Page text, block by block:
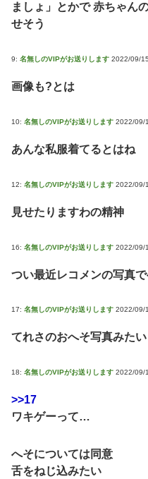
ましょ」とかで 赤ちゃん
せそう
9: 名無しのVIPがお送りします 2022/09/
画像も?とは
10: 名無しのVIPがお送りします 2022/09/
あんな私服着てるとはね
12: 名無しのVIPがお送りします 2022/09/
見せたりますわの精神
16: 名無しのVIPがお送りします 2022/09/
つい最近レコメンの写真
17: 名無しのVIPがお送りします 2022/09/
てれさのおへそ写真みたい
18: 名無しのVIPがお送りします 2022/09/
>>17
ワキゲーって…
へそについては同意
舌をねじ込みたい